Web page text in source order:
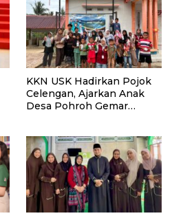
KKN USK Hadirkan Pojok
Celengan, Ajarkan Anak
Desa Pohroh Gemar